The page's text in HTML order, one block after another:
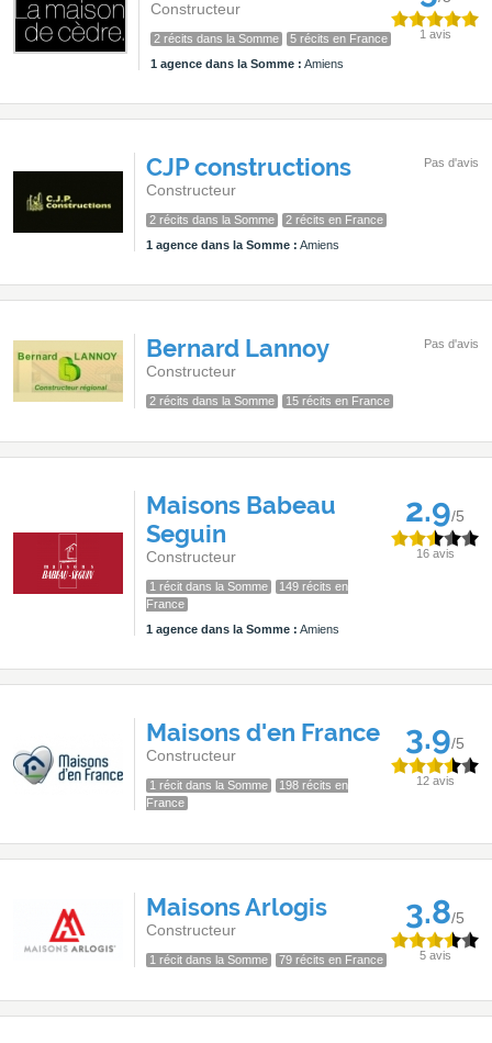
Constructeur
2 récits dans la Somme
5 récits en France
1 agence dans la Somme : Amiens
1 avis
CJP constructions
Constructeur
2 récits dans la Somme
2 récits en France
1 agence dans la Somme : Amiens
Pas d'avis
Bernard Lannoy
Constructeur
2 récits dans la Somme 15 récits en France
Pas d'avis
Maisons Babeau
Seguin
Constructeur
1 récit dans la Somme
149 récits en
France
1 agence dans la Somme : Amiens
2.9/5
16 avis
Maisons d'en France
Constructeur
1 récit dans la Somme
198 récits en
France
3.9/5
12 avis
Maisons Arlogis
Constructeur
1 récit dans la Somme 79 récits en France
3.8/5
5 avis